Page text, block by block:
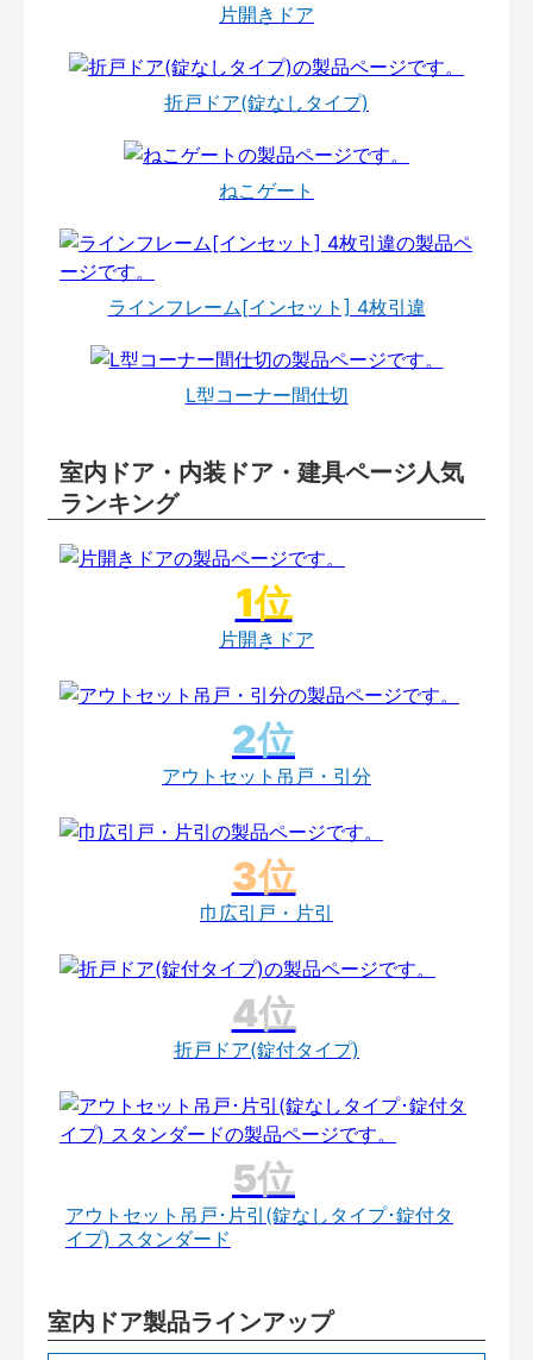
片開きドア
折戸ドア(錠なしタイプ)
ねこゲート
ラインフレーム[インセット] 4枚引違
L型コーナー間仕切
室内ドア・内装ドア・建具ページ人気
ランキング
片開きドア
アウトセット吊戸・引分
巾広引戸・片引
折戸ドア(錠付タイプ)
アウトセット吊戸･片引(錠なしタイプ･錠付タ
イプ) スタンダード
室内ドア製品ラインアップ